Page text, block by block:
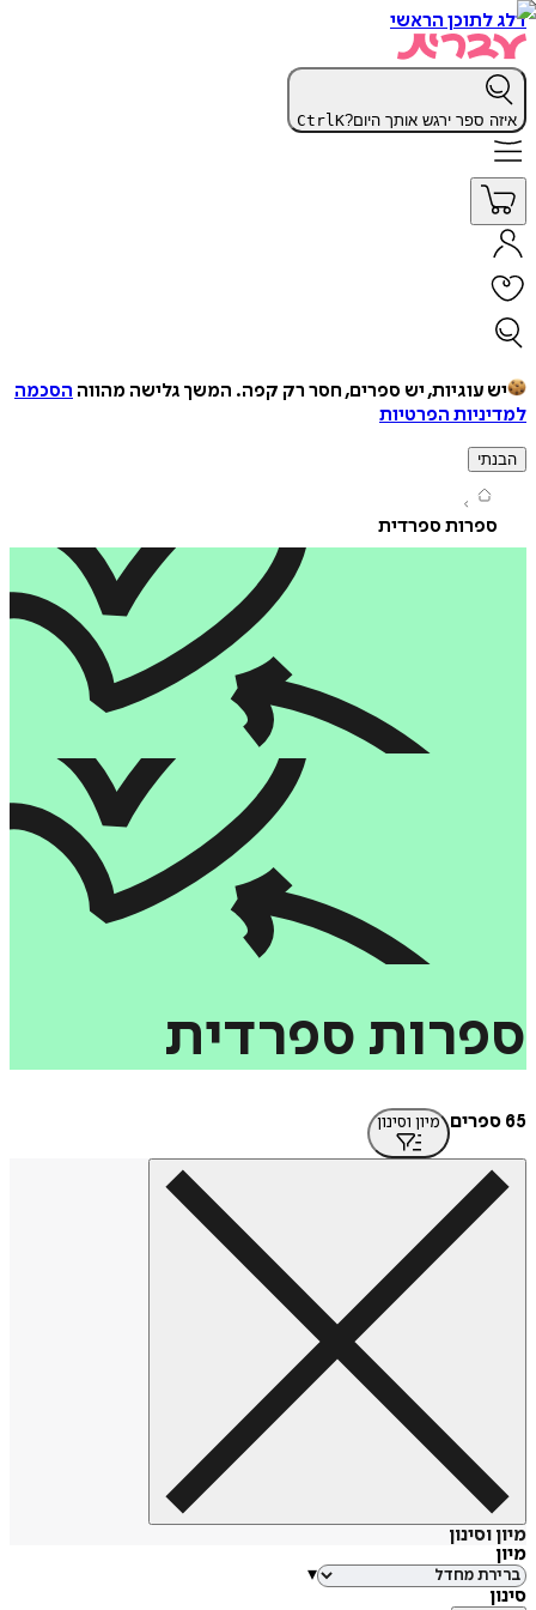
הראשי
ספר ירגש אותך היום? Ctrl K
עוגיות, יש ספרים, חסר רק קפה. המשך גלישה מהווההסכמה
הפרטיות
ספרדית
ספרדית
מיון וסינון